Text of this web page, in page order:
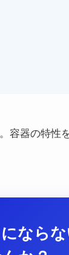
容器の特性
ならな